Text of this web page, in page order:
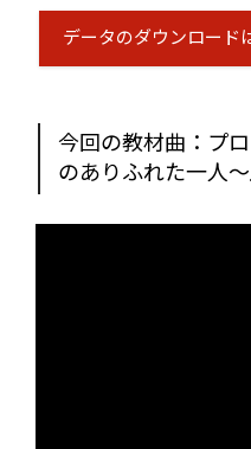
データのダウンロード
今回の教材曲：プ
のありふれた一人〜